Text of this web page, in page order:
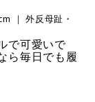
｜ 外反母趾・
で可愛いで
ら毎日でも履